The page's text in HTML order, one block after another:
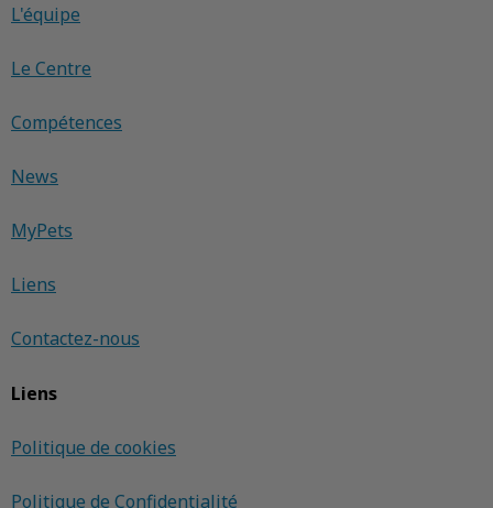
L'équipe
Le Centre
Compétences
News
MyPets
Liens
Contactez-nous
Liens
Politique de cookies
Politique de Confidentialité